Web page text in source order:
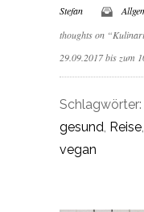
Stefan
thoughts on
29.09.2017 bis zum
Schlagwörter:
gesund, Reise,
vegan